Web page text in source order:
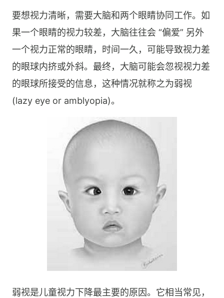
要想视力清晰，需要大脑和两个眼睛协同工作。如
果一个眼睛的视力较差，大脑往往会 “偏爱” 另外
一个视力正常的眼睛，时间一久，可能导致视力差
的眼球内挤或外斜。最终，大脑可能会忽视视力差
的眼球所接受的信息，这种情况就称之为弱视
(lazy eye or amblyopia)。
弱视是儿童视力下降最主要的原因。它相当常见，